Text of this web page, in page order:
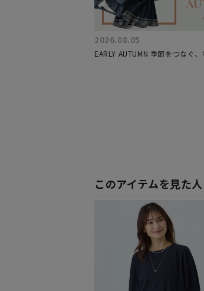
2026.08.05
EARLY AUTUMN 季節をつなぐ
このアイテムを見た